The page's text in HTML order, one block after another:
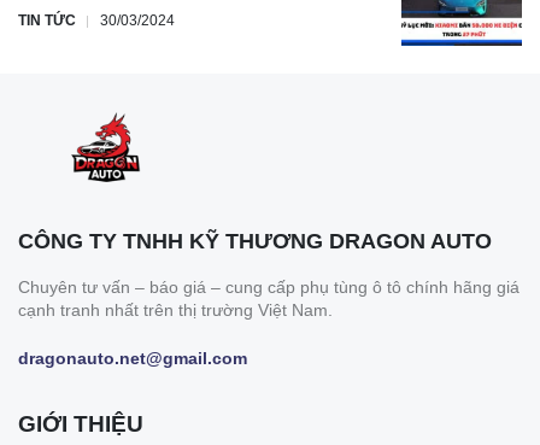
TIN TỨC 30/03/2024
CÔNG TY TNHH KỸ THƯƠNG DRAGON AUTO
Chuyên tư vấn – báo giá – cung cấp phụ tùng ô tô chính hãng giá
cạnh tranh nhất trên thị trường Việt Nam.
dragonauto.net@gmail.com
GIỚI THIỆU